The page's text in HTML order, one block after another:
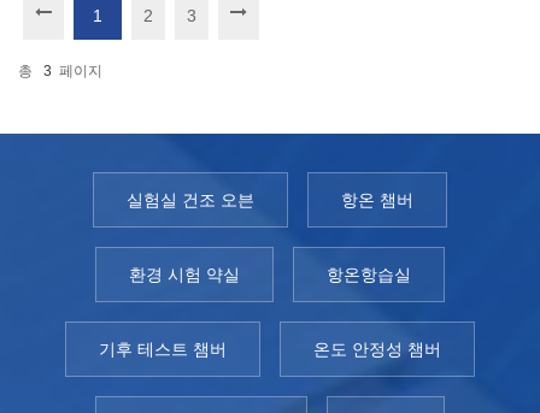
1 2 3
총 3 페이지
실험실 건조 오븐 항온 챔버
환경 시험 약실 항온항습실
기후 테스트 챔버 온도 안정성 챔버